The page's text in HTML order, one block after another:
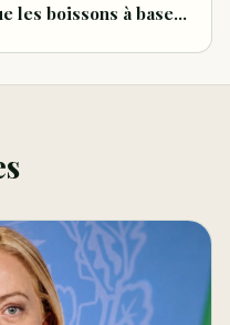
les boissons à base…